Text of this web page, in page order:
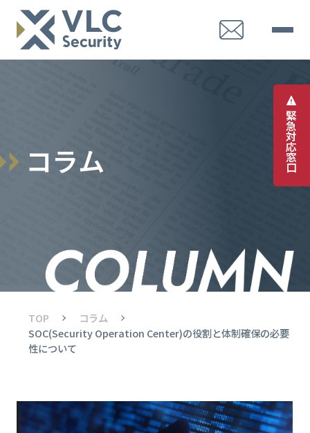
緊
急
対
応
窓
口
コラム
TOP
コラム
SOC(Security Operation Center)の役割と体制確保の必要
性について